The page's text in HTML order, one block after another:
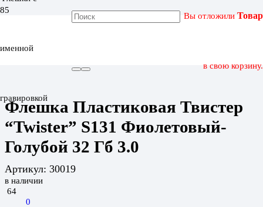
именной
гравировкой
Вы отложили Товар
в свою корзину.
ФЛЕШКА ПЛАСТИКОВАЯ ТВИСТЕР “TWISTER” S131
Флешка Пластиковая Твистер
“Twister” S131 Фиолетовый-
Голубой 32 Гб 3.0
Артикул: 30019
в наличии
64
0